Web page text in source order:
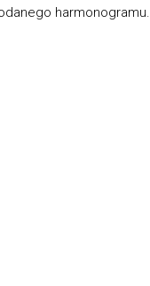
harmonogramu.